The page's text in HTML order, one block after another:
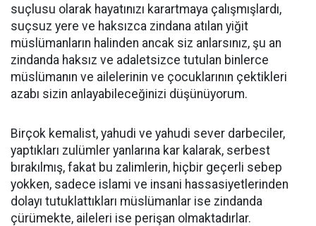
suçlusu olarak hayatınızı karartmaya çalışmışlardı,
suçsuz yere ve haksızca zindana atılan yiğit
müslümanların halinden ancak siz anlarsınız, şu an
zindanda haksız ve adaletsizce tutulan binlerce
müslümanın ve ailelerinin ve çocuklarının çektikleri
azabı sizin anlayabileceğinizi düşünüyorum.
Birçok kemalist, yahudi ve yahudi sever darbeciler,
yaptıkları zulümler yanlarına kar kalarak, serbest
bırakılmış, fakat bu zalimlerin, hiçbir geçerli sebep
yokken, sadece islami ve insani hassasiyetlerinden
dolayı tutuklattıkları müslümanlar ise zindanda
çürümekte, aileleri ise perişan olmaktadırlar.